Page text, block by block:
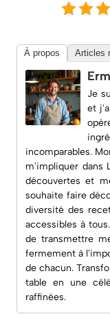
À propos Articles
Je
et
incomparables.
m'impliquer dans
découvertes et
souhaite faire
diversité des
accessibles à tous.
de transmettre
fermement à
de chacun.
table en une
raffinées.